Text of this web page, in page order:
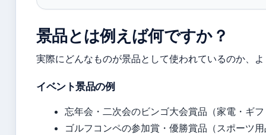
景品とは例えば何ですか？
実際にどんなものが景品として使われているのか、
イベント景品の例
忘年会・二次会のビンゴ大会賞品（家電・ギ
ゴルフコンペの参加賞・優勝賞品（スポーツ